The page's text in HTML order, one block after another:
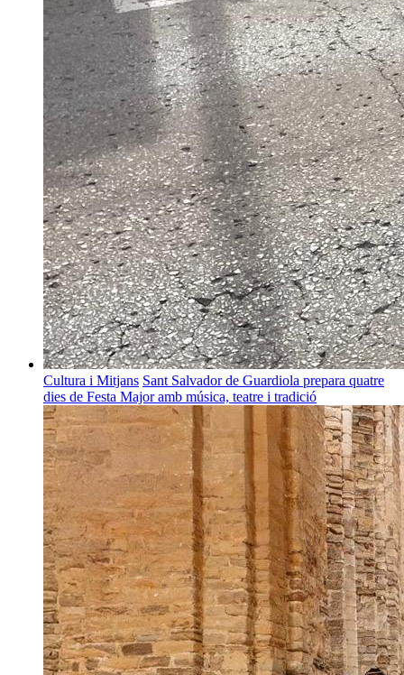
Cultura i Mitjans Sant Salvador de Guardiola prepara quatre
dies de Festa Major amb música, teatre i tradició